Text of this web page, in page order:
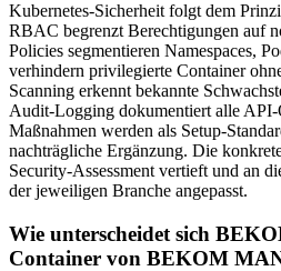
Kubernetes-Sicherheit folgt dem
RBAC begrenzt Berechtigungen auf
Policies segmentieren Namespaces,
verhindern privilegierte Container
Scanning erkennt bekannte
Audit-Logging dokumentiert alle API-
Maßnahmen werden als Setup-
nachträgliche Ergänzung. Die
Security-Assessment vertieft und an
der jeweiligen Branche angepasst.
Wie unterscheidet sich
Container von BEKOM